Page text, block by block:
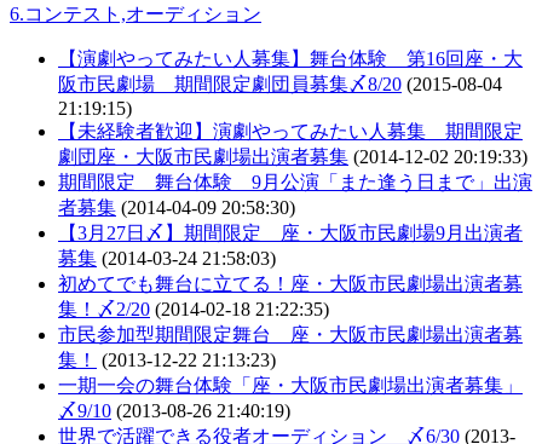
6.コンテスト,オーディション
【演劇やってみたい人募集】舞台体験 第16回座・大
阪市民劇場 期間限定劇団員募集〆8/20 (2015-08-04
21:19:15)
【未経験者歓迎】演劇やってみたい人募集 期間限定
劇団座・大阪市民劇場出演者募集 (2014-12-02 20:19:33)
期間限定 舞台体験 9月公演「また逢う日まで」出演
者募集 (2014-04-09 20:58:30)
【3月27日〆】期間限定 座・大阪市民劇場9月出演者
募集 (2014-03-24 21:58:03)
初めてでも舞台に立てる！座・大阪市民劇場出演者募
集！〆2/20 (2014-02-18 21:22:35)
市民参加型期間限定舞台 座・大阪市民劇場出演者募
集！
(2013-12-22 21:13:23)
一期一会の舞台体験「座・大阪市民劇場出演者募集」
〆9/10 (2013-08-26 21:40:19)
世界で活躍できる役者オーディション 〆6/30 (2013-